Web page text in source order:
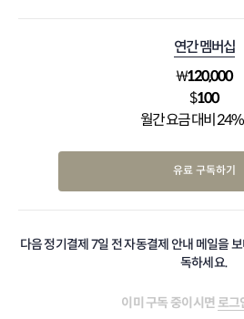
연간 멤버십
₩120,000
$100
월간 요금 대비
유료 구독하기
다음 정기결제 7일 전 자동결제 안내 메일을
독하세요.
이미 구독 중이시면 로그